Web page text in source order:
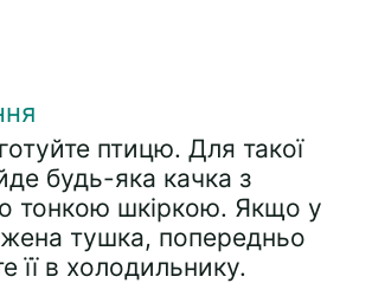
птицю. Для такої
будь-яка качка з
тонкою шкіркою. Якщо у
тушка, попередньо
її в холодильнику.